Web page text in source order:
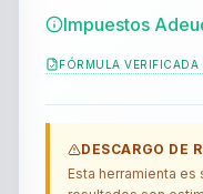
Impuestos
FÓRMULA VERIFICADA
DESCARGO DE
Esta herramienta